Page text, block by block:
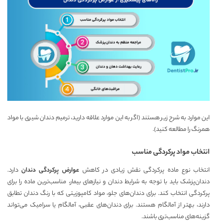
این موارد به شرح زیر هستند (اگر به این موارد علاقه دارید،ترمیم دندان شیری با مواد
همرنگرا مطالعه کنید).
انتخاب مواد پرکردگی مناسب
انتخاب نوع ماده پرکردگی نقش زیادی در کاهش عوارض پرکردگی دنداندارد.
دندان‌پزشک باید با توجه به شرایط دندان و نیازهای بیمار، مناسب‌ترین ماده را برای
پرکردگی انتخاب کند. برای دندان‌های جلو، مواد کامپوزیتی که با رنگ دندان تطابق
دارند، بهتر از آمالگام هستند. برای دندان‌های عقبی، آمالگام یا سرامیک می‌تواند
گزینه‌های مناسب‌تری باشند.